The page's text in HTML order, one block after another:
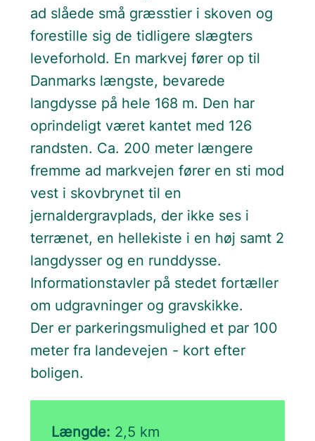
ad slåede små græsstier i skoven og
forestille sig de tidligere slægters
leveforhold. En markvej fører op til
Danmarks længste, bevarede
langdysse på hele 168 m. Den har
oprindeligt været kantet med 126
randsten. Ca. 200 meter længere
fremme ad markvejen fører en sti mod
vest i skovbrynet til en
jernaldergravplads, der ikke ses i
terrænet, en hellekiste i en høj samt 2
langdysser og en runddysse.
Informationstavler på stedet fortæller
om udgravninger og gravskikke.
Der er parkeringsmulighed et par 100
meter fra landevejen - kort efter
boligen.
Længde: 2,5 km